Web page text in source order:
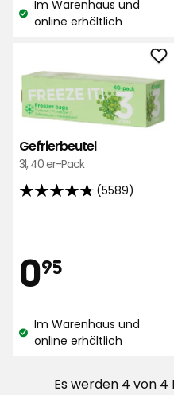
auf
5589
Lagerbestand:
Im Warenhaus und
online erhältlich
Gefrierbeutel
3l, 40 er-Pack
(5589)
4.8
Sternen,
basierend
Bewertungen
Preis
095
€
Lagerbestand:
Im Warenhaus und
online erhältlich
zu
Es werden 4 von